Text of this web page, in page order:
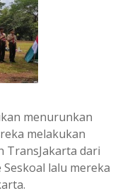
menurunkan
melakukan
TransJakarta dari
lalu mereka